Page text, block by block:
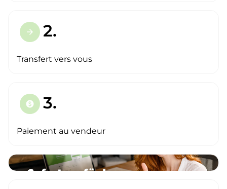
arrow_forward 2.
Transfert vers vous
paid 3.
Paiement au vendeur